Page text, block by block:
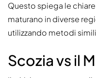
Questo spiega le
maturano in diverse
utilizzando metodi
Scozia vs il